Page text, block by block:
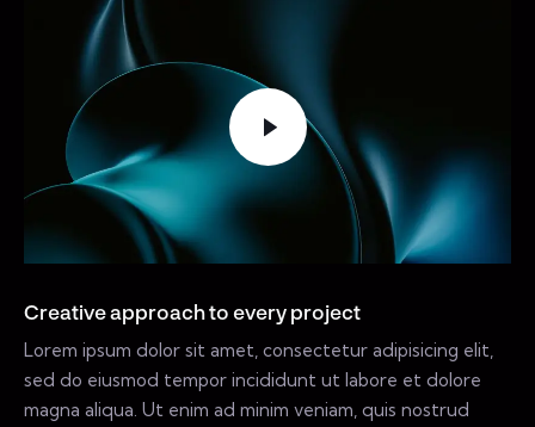
Creative approach to every project
Lorem ipsum dolor sit amet, consectetur adipisicing elit,
sed do eiusmod tempor incididunt ut labore et dolore
magna aliqua. Ut enim ad minim veniam, quis nostrud